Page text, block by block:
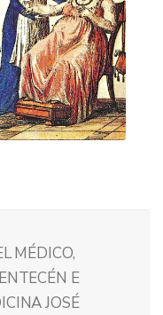
MÉDICO,
E
JOSÉ